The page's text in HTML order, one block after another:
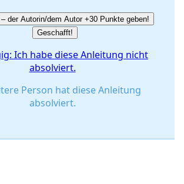
der Autorin/dem Autor +30 Punkte geben!
Geschafft!
Ich habe diese Anleitung nicht
absolviert.
Person hat diese Anleitung
absolviert.